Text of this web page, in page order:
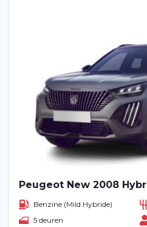
Peugeot New 2008
Benzine (Mild Hybride)
5 deuren